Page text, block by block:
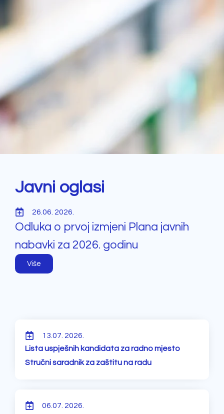
Javni oglasi
26.06. 2026.
Odluka o prvoj izmjeni Plana javnih
nabavki za 2026. godinu
Više
13.07. 2026.
Lista uspješnih kandidata za radno mjesto
Stručni saradnik za zaštitu na radu
06.07. 2026.